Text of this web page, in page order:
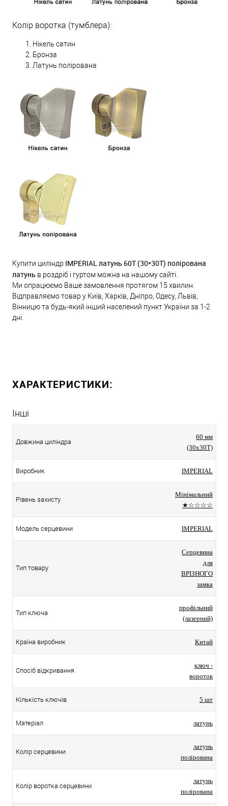
Колір воротка (тумблера):
Нікель сатин
Бронза
Латунь полірована
Купити циліндр IMPERIAL латунь 60Т (30*30Т) полірована
латунь в роздріб і гуртом можна на нашому сайті.
Ми опрацюємо Ваше замовлення протягом 15 хвилин.
Відправляємо товар у Київ, Харків, Дніпро, Одесу, Львів,
Вінницю та будь-який інший населений пункт України за 1-2
дні.
ХАРАКТЕРИСТИКИ:
Інші
Довжина циліндра
60 мм
(30x30T)
Виробник IMPERIAL
Рівень захисту
Мінімальний
★☆☆☆☆
Модель серцевини IMPERIAL
Тип товару
Серцевина
для
ВРІЗНОГО
замка
Тип ключа
профільний
(лазерний)
Країна виробник Китай
Спосіб відкривання
ключ -
вороток
Кількість ключів 5 шт
Матеріал латунь
Колір серцевини
латунь
полірована
Колір воротка серцевини
латунь
полірована